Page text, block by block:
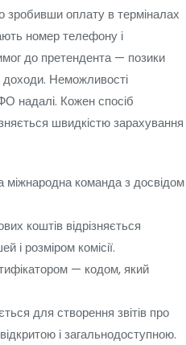
зробивши оплату в терміналах
номер телефону і
до претендента — позики
Неможливості
надалі. Кожен спосіб
швидкістю зарахування
міжнародна команда з досвідом
коштів відрізняється
і розміром комісії.
— кодом, який
для створення звітів про
і загальнодоступною.